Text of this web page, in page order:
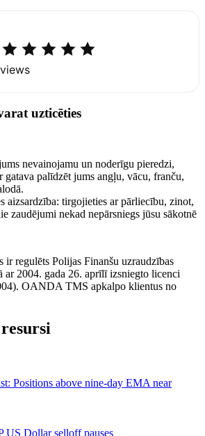
uzticēties
nevainojamu un noderīgu pieredzi,
gatava palīdzēt jums angļu, vācu, franču,
aizsardzība: tirgojieties ar pārliecību, zinot,
zaudējumi nekad nepārsniegs jūsu sākotnē
regulēts Polijas Finanšu uzraudzības
ar 2004. gada 26. aprīlī izsniegto licenci
OANDA TMS apkalpo klientus no
Positions above nine-day EMA near
US Dollar selloff pauses